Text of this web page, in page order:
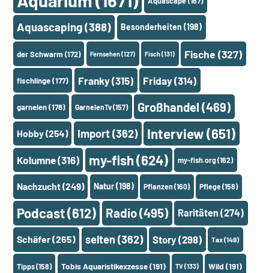
Aquascaping(388) Besonderheiten (198)
der Schwarm(172) Fernsehen(127) Fisch(131) Fische (327)
fischlinge(177) Franky(315) Friday(314)
garnelen(178) GarnelenTv(157) Großhandel (469)
Hobby(254) Import(362) Interview(651)
Kolumne(316) my-fish(624) my-fish.org(162)
Nachzucht(249) Natur(198) Pflanzen(160) Pflege(158)
Podcast(612) Radio(495) Raritäten (274)
Schäfer(265) selten (362) Story (298) Tax(149)
Tipps(158) Tobis Aquaristikexzesse(191) TV(133) Wild (191)